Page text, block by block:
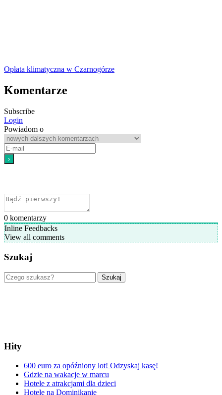
Opłata klimatyczna w Czarnogórze
Komentarze
Subscribe
Login
Powiadom o
0 komentarzy
Inline Feedbacks
View all comments
Szukaj
Szukaj
Hity
600 euro za opóźniony lot! Odzyskaj kasę!
Gdzie na wakacje w marcu
Hotele z atrakcjami dla dzieci
Hotele na Dominikanie